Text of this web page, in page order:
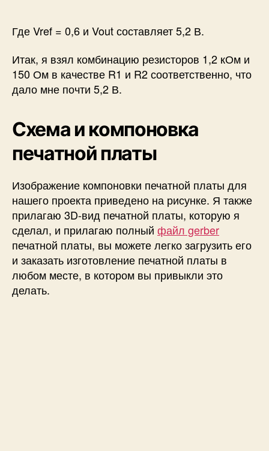
Где Vref = 0,6 и Vout составляет 5,2 В.
Итак, я взял комбинацию резисторов 1,2 кОм и
150 Ом в качестве R1 и R2 соответственно, что
дало мне почти 5,2 В.
Схема и компоновка
печатной платы
Изображение компоновки печатной платы для
нашего проекта приведено на рисунке. Я также
прилагаю 3D-вид печатной платы, которую я
сделал, и прилагаю полный файл gerber
печатной платы, вы можете легко загрузить его
и заказать изготовление печатной платы в
любом месте, в котором вы привыкли это
делать.